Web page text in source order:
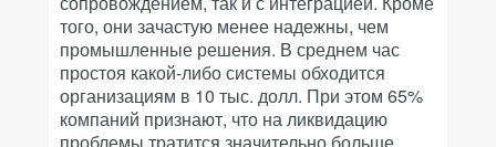
того, они зачастую менее надежны, чем
промышленные решения. В среднем час
простоя какой-либо системы обходится
организациям в 10 тыс. долл. При этом 65%
компаний признают, что на ликвидацию